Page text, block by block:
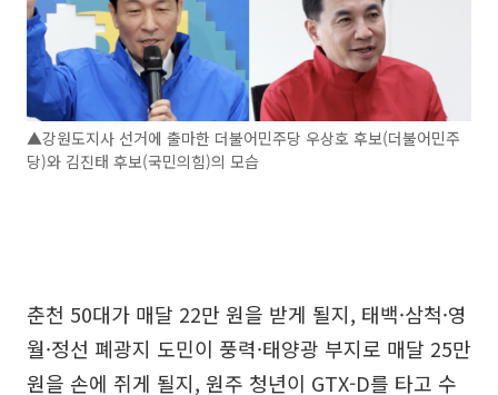
▲강원도지사 선거에 출마한 더불어민주당 우상호 후보(더불어민주
당)와 김진태 후보(국민의힘)의 모습
춘천 50대가 매달 22만 원을 받게 될지, 태백·삼척·영
월·정선 폐광지 도민이 풍력·태양광 부지로 매달 25만
원을 손에 쥐게 될지, 원주 청년이 GTX-D를 타고 수